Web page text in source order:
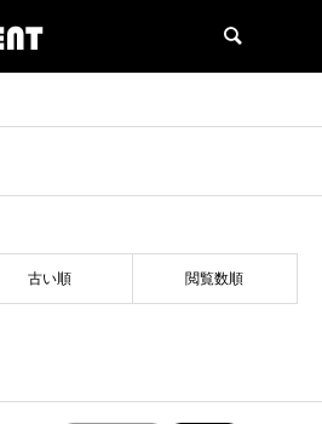
古い順 閲覧数順